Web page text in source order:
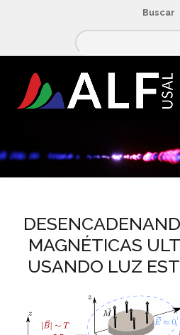
Buscar
MAGNÉTICAS
USANDO LUZ